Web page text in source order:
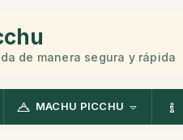
de manera segura y rápida
MACHU PICCHU